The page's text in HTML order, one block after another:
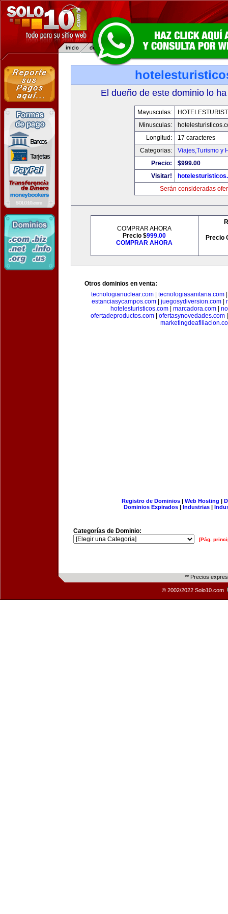
El dueño de este dominio lo
Mayusculas:
Minusculas:
Longitud:
17 caracteres
Categorias:
Viajes,Turismo y
Precio:
$999.00
Visitar!
Serán consideradas
COMPRAR AHORA
Precio $999.00
COMPRAR AHORA
Precio
Otros dominios en venta:
tecnologianuclear.com| tecnologiasanitaria.com
estanciasycampos.com| juegosydiversion.com|
hotelesturisticos.com
marcadora.com
ofertadeproductos.com| ofertasynovedades.com
Registro de Dominios| Web Hosting |
Dominios Expirados | Industrias |
Categorías de Dominio:
[Pág.
** Precios
© 2002/2022 Solo10.com